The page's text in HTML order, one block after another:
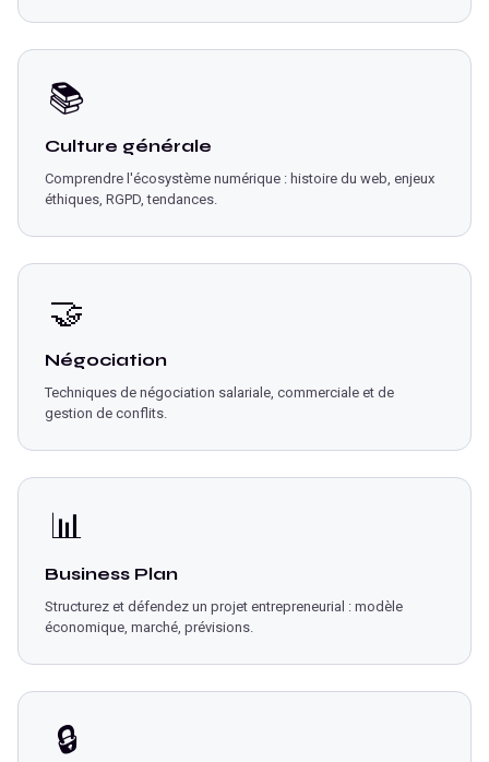
📚
Culture générale
Comprendre l'écosystème numérique : histoire du web, enjeux
éthiques, RGPD, tendances.
🤝
Négociation
Techniques de négociation salariale, commerciale et de
gestion de conflits.
📊
Business Plan
Structurez et défendez un projet entrepreneurial : modèle
économique, marché, prévisions.
🔒